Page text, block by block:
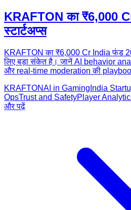
KRAFTON का ₹6,000
स्टार्टअप्स
KRAFTON का ₹6,000 Cr India फंड
लिए बड़ा संकेत है। जानें AI behavior
और real-time moderation की
KRAFTONAI in Gaming India
OpsTrust and SafetyPlayer
और पढ़ें